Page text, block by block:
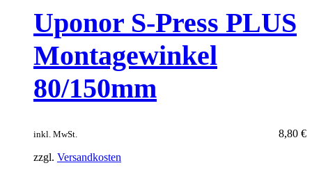
Uponor S-Press PLUS
Montagewinkel
80/150mm
8,80 €
inkl. MwSt.
zzgl. Versandkosten